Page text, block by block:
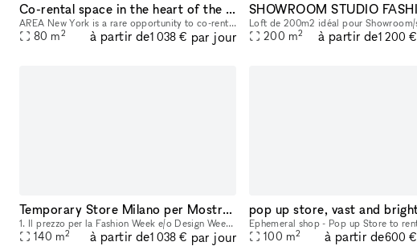
Co-rental space in the heart of the Furniture District
AREA New York is a rare opportunity to co-rent with a high end Japanese interior brand know for its quality materials, craftsmanship, and design. Located in the heart of the furniture district near t
80 m2 à partir de1 038 € par jour 200 m2 à partir de1 200 €
Temporary Store Milano per Mostre d'Arte e Design
1. Il prezzo per la Fashion Week e/o Design Week è di 3125 euro al giorno e 17500 per l'intera settimana. Questo spazio è ideale per eventi come mostre d'arte e design, nonché per la vendita di prodo
140 m2 à partir de1 038 € par jour 100 m2 à partir de600 €